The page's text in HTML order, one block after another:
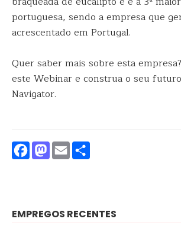
portuguesa, sendo a empresa que
acrescentado em Portugal.
Quer saber mais sobre esta
este Webinar e construa o seu
Navigator.
Facebook
Mastodon
Email
EMPREGOS RECENTES